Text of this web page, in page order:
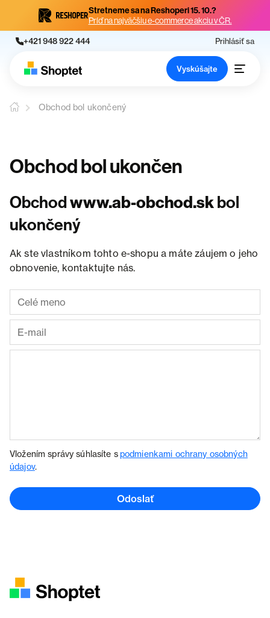
Stretneme sa na Reshoperi 15. 10.?
Príď na najväčšiu e-commerce akciu v ČR.
+421 948 922 444 Prihlásiť sa
Vyskúšajte
Obchod bol ukončený
Obchod bol ukončen
Obchodwww.ab-obchod.skbol
ukončený
Ak ste vlastníkom tohto e-shopu a máte záujem o jeho
obnovenie, kontaktujte nás.
Vložením správy súhlasíte spodmienkami ochrany osobných
údajov.
Odoslať